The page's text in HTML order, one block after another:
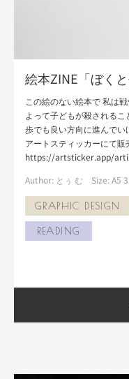
絵本ZINE「ぼく
この絵のない絵本で 私は
よって子どもが殺される
歩でも良い方向に進んでい
アートスティッカーにて販
https://artsticker.app/
Author: とぅ む
Size: A5
GRAPHIC DESIGN
READING